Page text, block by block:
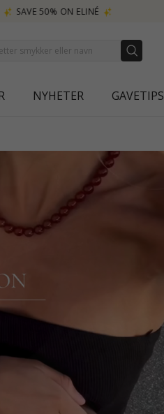
NYHETER GAVETIPS